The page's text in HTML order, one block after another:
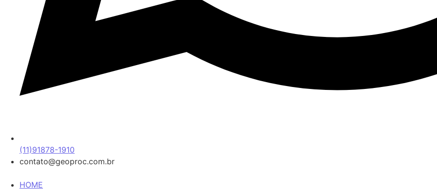
(11)91878-1910
contato@geoproc.com.br
HOME